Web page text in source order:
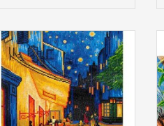
Diamond Dotz Cafe at Night Van
Gogh
TOEVOEGEN AAN WINKELWAGEN